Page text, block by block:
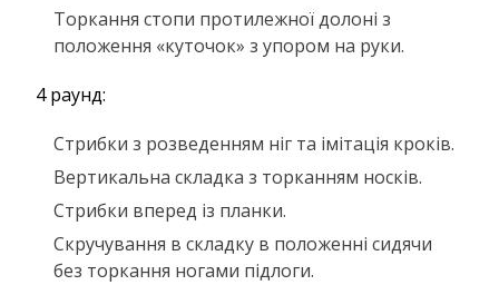
Торкання стопи протилежної долоні з
положення «куточок» з упором на руки.
4 раунд:
Стрибки з розведенням ніг та імітація кроків.
Вертикальна складка з торканням носків.
Стрибки вперед із планки.
Скручування в складку в положенні сидячи
без торкання ногами підлоги.